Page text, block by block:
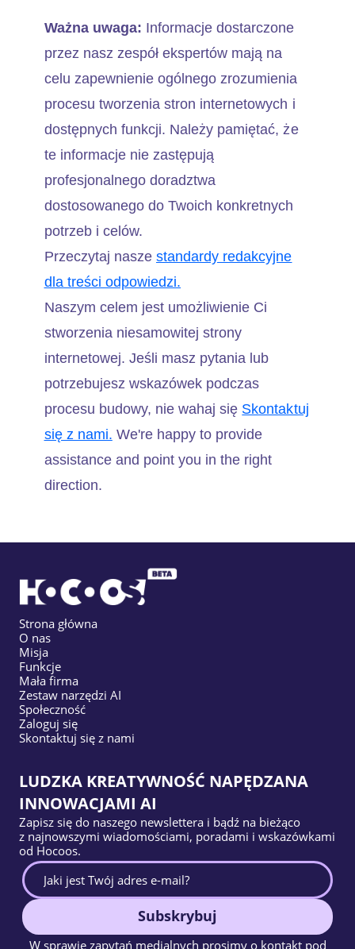
Ważna uwaga: Informacje dostarczone
przez nasz zespół ekspertów mają na
celu zapewnienie ogólnego zrozumienia
procesu tworzenia stron internetowych i
dostępnych funkcji. Należy pamiętać, że
te informacje nie zastępują
profesjonalnego doradztwa
dostosowanego do Twoich konkretnych
potrzeb i celów.
Przeczytaj nasze standardy redakcyjne
dla treści odpowiedzi.
Naszym celem jest umożliwienie Ci
stworzenia niesamowitej strony
internetowej. Jeśli masz pytania lub
potrzebujesz wskazówek podczas
procesu budowy, nie wahaj się Skontaktuj
się z nami. We're happy to provide
assistance and point you in the right
direction.
Strona główna
O nas
Misja
Funkcje
Mała firma
Zestaw narzędzi AI
Społeczność
Zaloguj się
Skontaktuj się z nami
LUDZKA KREATYWNOŚĆ NAPĘDZANA
INNOWACJAMI AI
Zapisz się do naszego newslettera i bądź na bieżąco
z najnowszymi wiadomościami, poradami i wskazówkami
od Hocoos.
Subskrybuj
W sprawie zapytań medialnych prosimy o kontakt pod